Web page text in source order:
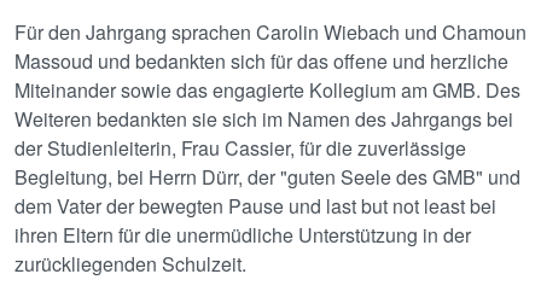
Für den Jahrgang sprachen Carolin Wiebach und Chamoun
Massoud und bedankten sich für das offene und herzliche
Miteinander sowie das engagierte Kollegium am GMB. Des
Weiteren bedankten sie sich im Namen des Jahrgangs bei
der Studienleiterin, Frau Cassier, für die zuverlässige
Begleitung, bei Herrn Dürr, der "guten Seele des GMB" und
dem Vater der bewegten Pause und last but not least bei
ihren Eltern für die unermüdliche Unterstützung in der
zurückliegenden Schulzeit.